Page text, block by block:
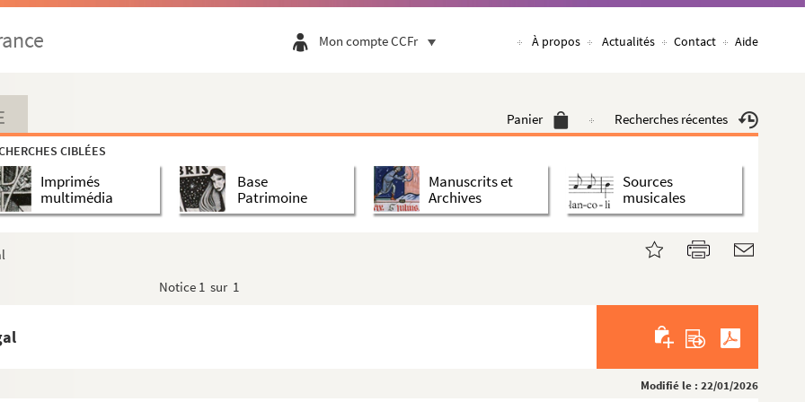
Mon compte CCFr À propos Actualités Contact Aide
Panier Recherches récentes
CIBLÉES
Imprimés
multimédia
Base
Patrimoine
Manuscrits et
Archives
Sources
musicales
Notice 1 sur 1
Modifié le : 22/01/2026
et consulaires de France et étrangè...
en France entre 1882 et 1912